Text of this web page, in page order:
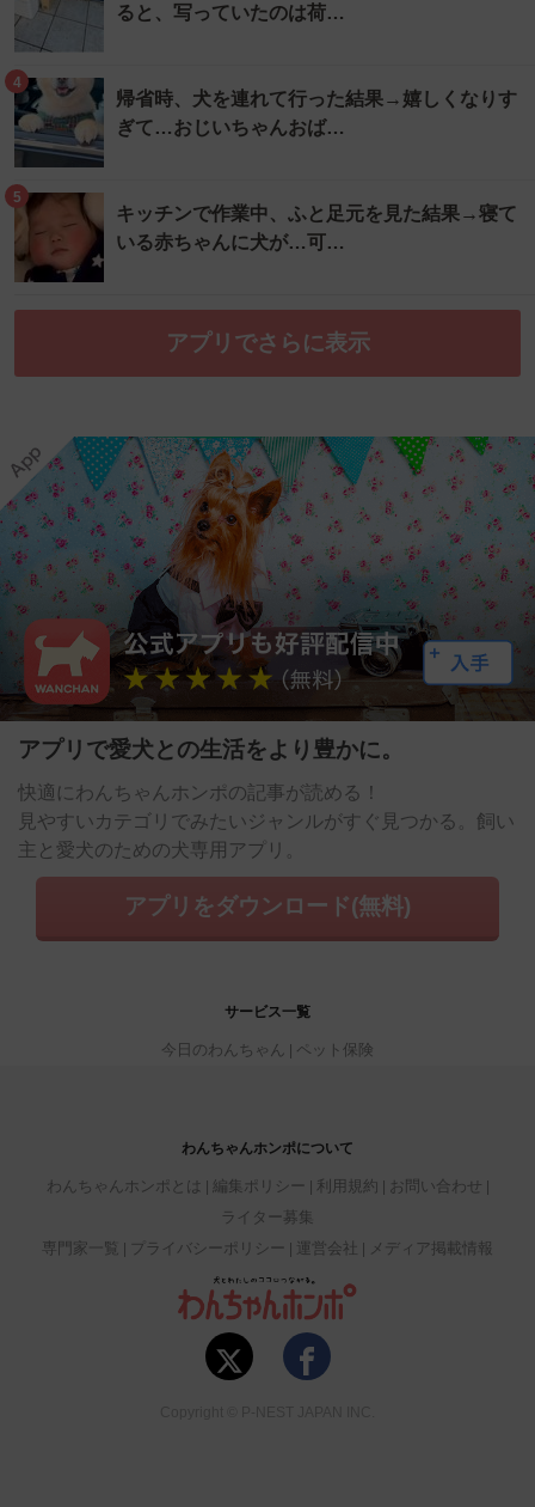
ると、写っていたのは荷…
4
帰省時、犬を連れて行った結果→嬉しくなりす
ぎて…おじいちゃんおば…
5
キッチンで作業中、ふと足元を見た結果→寝て
いる赤ちゃんに犬が…可…
アプリでさらに表示
アプリで愛犬との生活をより豊かに。
快適にわんちゃんホンポの記事が読める！
見やすいカテゴリでみたいジャンルがすぐ見つかる。飼い
主と愛犬のための犬専用アプリ。
アプリをダウンロード(無料)
サービス一覧
今日のわんちゃん ペット保険
わんちゃんホンポについて
わんちゃんホンポとは 編集ポリシー 利用規約
お問い合わせ
ライター募集
専門家一覧
プライバシーポリシー 運営会社 メディア掲載情報